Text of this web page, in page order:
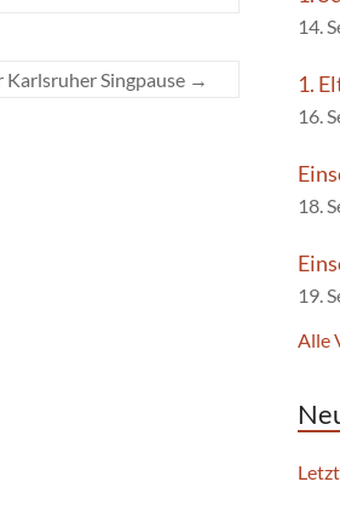
Karlsruher Singpause →
14.
1.
16.
18.
19.
Alle